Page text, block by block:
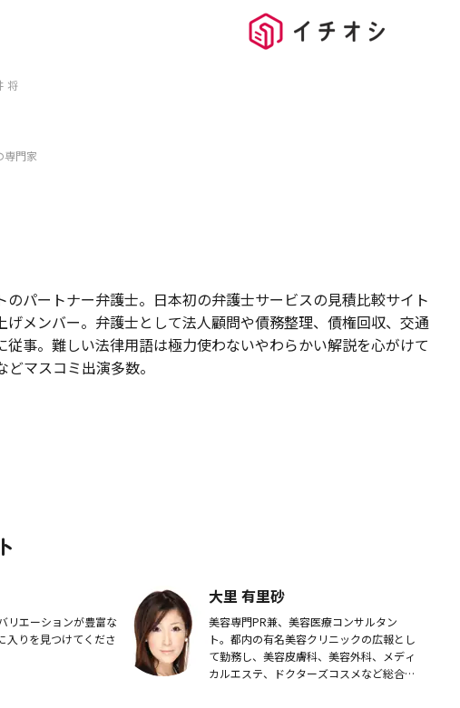
将
専門家
パートナー弁護士。日本初の弁護士サービスの見積比較サイト
げメンバー。弁護士として法人顧問や債務整理、債権回収、交通
従事。難しい法律用語は極力使わないやわらかい解説を心がけて
マスコミ出演多数。
リエーションが豊富な
入りを見つけてくださ
大里 有里砂
美容専門PR兼、美容医療コンサルタン
ト。都内の有名美容クリニックの広報とし
て勤務し、美容皮膚科、美容外科、メディ
カルエステ、ドクターズコスメなど総合的